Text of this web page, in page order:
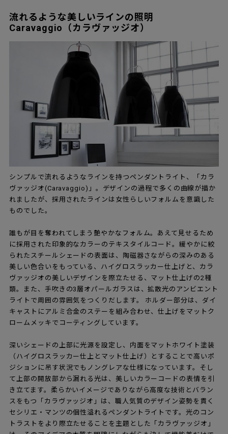
流れるような美しいラインの照明
Caravaggio（カラヴァッジオ）
シンプルで流れるようなラインを持つペンダントライト、「カラ
ヴァッジオ(Caravaggio)」。デザインの過程で多くの曲線が描か
れましたが、採用されたラインは女性らしいフォルムを意識した
ものでした。
誰もが目を奪われてしまう艶やかなフォルム。あえて見せるため
に採用された印象的なカラーのテキスタイルコード。緩やかに絞
られたスチールシェードの表面は、陶磁器さながらの深みのある
美しい色合いをもっている、ハイグロスラッカー仕上げと、カラ
ヴァッジオの美しいデザインを際立たせる、マット仕上げの2種
類。また、手吹きの3層オパールガラスは、拡散光のアンビエント
ライトで周囲の雰囲気をつくりだします。 ホルダー部分は、ダイ
キャストにアルミ合金のステーを組み合わせ、仕上げをマットク
ロームメッキでコーティングしています。
深いシェードの上部に光源を設定し、内面をマットホワイト塗装
（ハイグロスラッカー仕上とマット仕上げ）とすることで高いポ
ジションに吊す状況でもノングレアな仕様になっています。そし
て上部の開放部から漏れる光は、美しいカラーコードの表情を引
き立てます。柔らかいイメージでありながら高度な技術とバラン
スをもつ「カラヴァッジオ」は、職人気質のデザイン姿勢を貫く
セシリエ・マンツの個性溢れるペンダントライトです。光のコン
トラストをより際立たせることを主題とした「カラヴァッジオ」